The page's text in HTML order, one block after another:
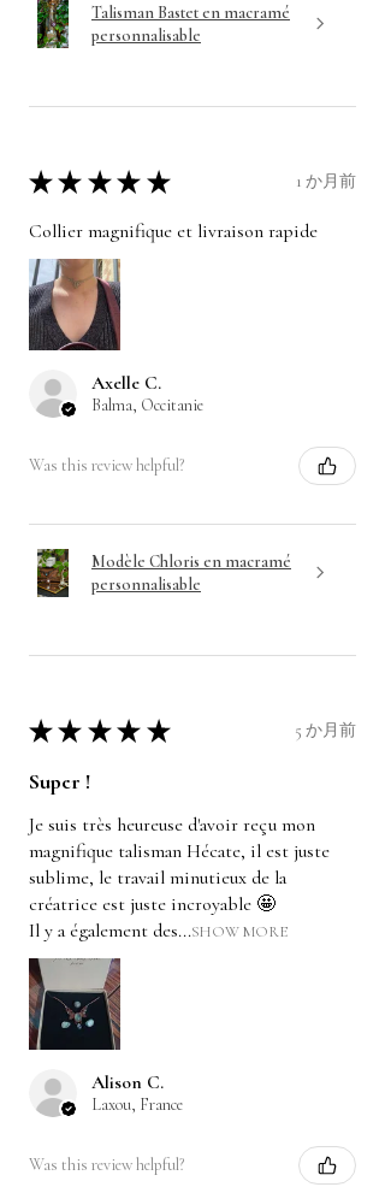
Talisman Bastet en macramé
personnalisable
★★ ★★ ★ 1 か月前
Collier magnifique et livraison rapide
Axelle C.
Balma, Occitanie
Was this review helpful?
Modèle Chloris en macramé
personnalisable
★★ ★★ ★ 5 か月前
Super !
Je suis très heureuse d'avoir reçu mon
magnifique talisman Hécate, il est juste
sublime, le travail minutieux de la
créatrice est juste incroyable 🤩
Il y a également des...SHOW MORE
Alison C.
Laxou, France
Was this review helpful?